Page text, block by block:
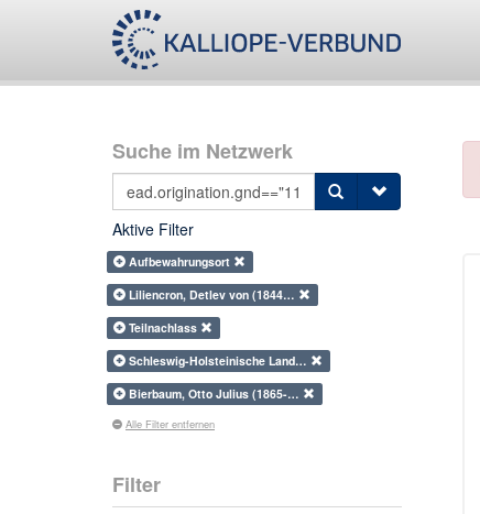
Suche im Netzwerk
Aktive Filter
Aufbewahrungsort
Liliencron, Detlev von (1844…
Teilnachlass
Schleswig-Holsteinische Land…
Bierbaum, Otto Julius (1865-…
Alle Filter entfernen
Filter